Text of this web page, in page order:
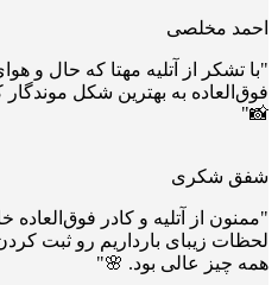
احمد مخلصی
"با تشکر از آتلیه مهتا که حال و
فوق‌العاده به بهترین شکل
📸"
شفق شکری
"ممنون از آتلیه و کادر
لحظات زیبای بارداریم رو ثبت
همه چیز عالی بود. 🌸"